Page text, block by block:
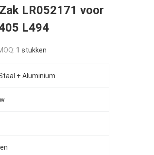
LR052171 voor
L494
1 stukken
+ Aluminium